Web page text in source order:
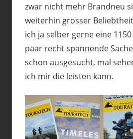
zwar nicht mehr Brandneu
weiterhin grosser
ich ja selber gerne eine
paar recht spannende
schon ausgesucht, mal
ich mir die leisten kann.